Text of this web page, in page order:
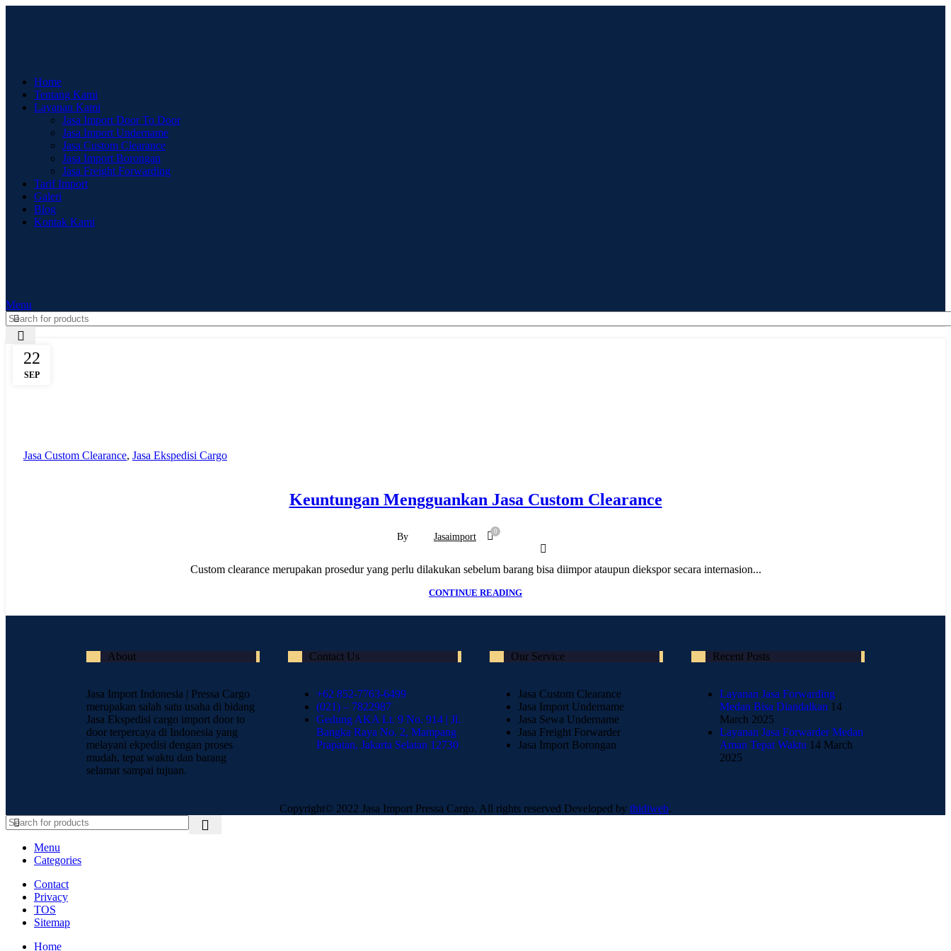
Home
Tentang Kami
Layanan Kami
Jasa Import Door To Door
Jasa Import Undername
Jasa Custom Clearance
Jasa Import Borongan
Jasa Freight Forwarding
Tarif Import
Galeri
Blog
Kontak Kami
Menu
22
SEP
Jasa Custom Clearance, Jasa Ekspedisi Cargo
Keuntungan Mengguankan Jasa Custom Clearance
By Jasaimport 0
Custom clearance merupakan prosedur yang perlu dilakukan sebelum barang bisa diimpor ataupun diekspor secara internasion...
CONTINUE READING
About
Jasa Import Indonesia | Pressa Cargo
merupakan salah satu usaha di bidang
Jasa Ekspedisi cargo import door to
door terpercaya di Indonesia yang
melayani ekpedisi dengan proses
mudah, tepat waktu dan barang
selamat sampai tujuan.
Contact Us
+62 852-7763-6499
(021) – 7822987
Gedung AKA Lt. 9 No. 914 | Jl.
Bangka Raya No. 2, Mampang
Prapatan, Jakarta Selatan 12730
Our Service
Jasa Custom Clearance
Jasa Import Undername
Jasa Sewa Undername
Jasa Freight Forwarder
Jasa Import Borongan
Recent Posts
Layanan Jasa Forwarding
Medan Bisa Diandalkan 14
March 2025
Layanan Jasa Forwarder Medan
Aman Tepat Waktu 14 March
2025
Copyright© 2022 Jasa Import Pressa Cargo. All rights reserved Developed by thidiweb.
Menu
Categories
Contact
Privacy
TOS
Sitemap
Home